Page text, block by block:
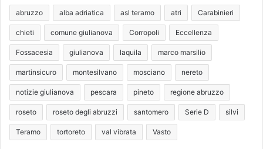
abruzzo alba adriatica asl teramo atri Carabinieri
chieti comune giulianova Corropoli Eccellenza
Fossacesia giulianova laquila marco marsilio
martinsicuro montesilvano mosciano nereto
notizie giulianova pescara pineto regione abruzzo
roseto roseto degli abruzzi santomero Serie D silvi
Teramo tortoreto val vibrata Vasto